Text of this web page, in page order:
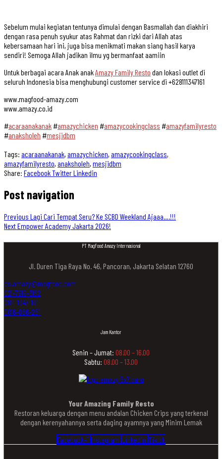
Sebelum mulai kegiatan tentunya dimulai dengan Basmallah dan diakhiri
dengan rasa penuh syukur atas Rahmat dan rizki dari Allah atas
kebersamaan hari ini, juga bisa menikmati makan siang hasil karya
sendiri! Semoga Allah jadikan ilmu yg bermanfaat aamiin
Untuk berbagai acara Anak anakAmazy Family Resto dan lokasi outlet di
seluruh Indonesia bisa menghubungi customer service di +628111347161
www.magfood-amazy.com
www.amazy.co.id
#acaraanakanak#amazychicken #amazycookingclass #amazyfamilyresto
#anaksholeh #mesjidbm
Tags: acaraanakanak, amazychicken, amazycookingclass,
amazyfamilyresto, anaksholeh, mesjidbm
Share: FacebookTwitterLinkedin
Post navigation
Previous Lagi Cari Tempat Seru? Ke SCBD Weekland Ajaaa….!!!
NextEmpower Academy Jakarta 2026!
PT MagFood Amazy Internasional
Jl. Duren Tiga Raya No. 46, Pancoran, Jakarta Selatan 12760
cs.amazy@magfood.com
021-7919-3162
0811-1347-161
0816-866-251
Jam Kantor
Senin – Jumat: 08.00 – 16.00
Sabtu: 08.00 – 13.00
Your Amazing Family Resto
Restoran keluarga dengan menu andalan Chicken Crips yang terkenal
dengan kerenyahannya serta daging ayamnya yang Minim Lemak
Facebook-f Instagram Linkedin Tiktok